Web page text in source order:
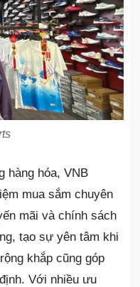
hàng hóa, VNB
mua sắm chuyên
mãi và chính sách
tạo sự yên tâm khi
khắp cũng góp
Với nhiều ưu